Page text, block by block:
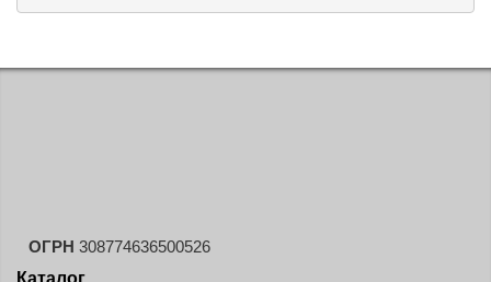
ОГРН 308774636500526